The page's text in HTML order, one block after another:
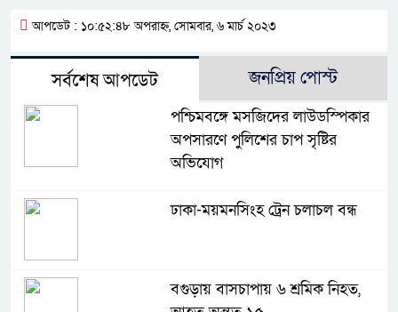
আপডেট : ১০:৫২:৪৮ অপরাহ্ন, সোমবার, ৬ মার্চ ২০২৩
সর্বশেষ আপডেট জনপ্রিয় পোস্ট
পশ্চিমবঙ্গে মসজিদের লাউডস্পিকার
অপসারণে পুলিশের চাপ সৃষ্টির
অভিযোগ
ঢাকা-ময়মনসিংহ ট্রেন চলাচল বন্ধ
বগুড়ায় বাসচাপায় ৬ শ্রমিক নিহত,